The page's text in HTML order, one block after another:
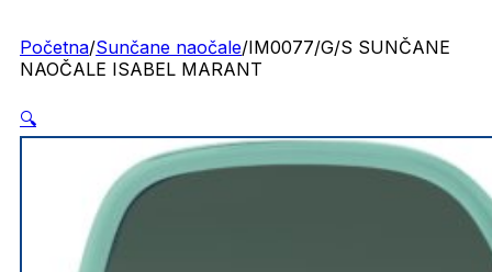
Početna/Sunčane naočale/IM0077/G/S SUNČANE
NAOČALE ISABEL MARANT
🔍